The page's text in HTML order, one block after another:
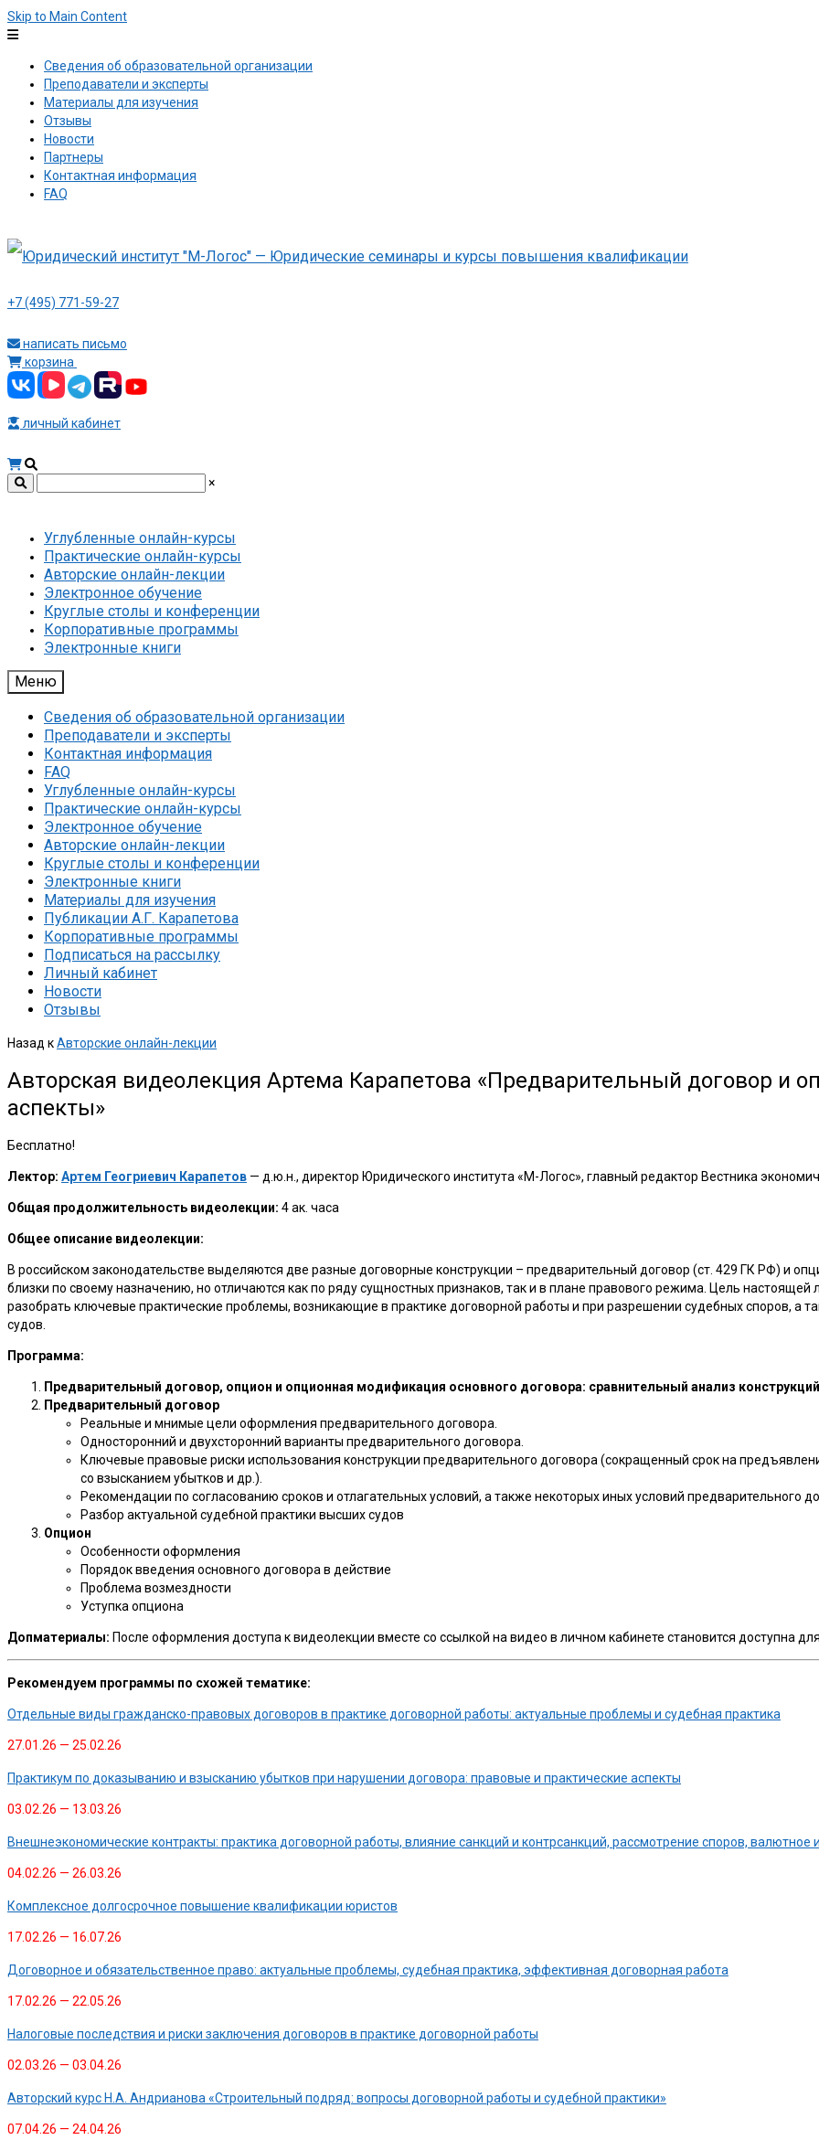
Skip to Main Content
Сведения об образовательной организации
Преподаватели и эксперты
Материалы для изучения
Отзывы
Новости
Партнеры
Контактная информация
FAQ
+7 (495) 771-59-27
написать письмо
корзина
личный кабинет
×
Углубленные онлайн-курсы
Практические онлайн-курсы
Авторские онлайн-лекции
Электронное обучение
Круглые столы и конференции
Корпоративные программы
Электронные книги
Меню
Сведения об образовательной организации
Преподаватели и эксперты
Контактная информация
FAQ
Углубленные онлайн-курсы
Практические онлайн-курсы
Электронное обучение
Авторские онлайн-лекции
Круглые столы и конференции
Электронные книги
Материалы для изучения
Публикации А.Г. Карапетова
Корпоративные программы
Подписаться на рассылку
Личный кабинет
Новости
Отзывы
Назад кАвторские онлайн-лекции
Авторская видеолекция Артема Карапетова «Предварительный договор и
аспекты»
Бесплатно!
Лектор: Артем Геогриевич Карапетов — д.ю.н., директор Юридического института «М-Логос», главный редактор Вестника
Общая продолжительность видеолекции: 4 ак. часа
Общее описание видеолекции:
В российском законодательстве выделяются две разные договорные конструкции – предварительный договор (ст. 429 ГК РФ) и
близки по своему назначению, но отличаются как по ряду сущностных признаков, так и в плане правового режима. Цель
разобрать ключевые практические проблемы, возникающие в практике договорной работы и при разрешении судебных споров, а
судов.
Программа:
Предварительный договор, опцион и опционная модификация основного договора: сравнительный анализ
Предварительный договор
Реальные и мнимые цели оформления предварительного договора.
Односторонний и двухсторонний варианты предварительного договора.
Ключевые правовые риски использования конструкции предварительного договора (сокращенный срок на
со взысканием убытков и др.).
Рекомендации по согласованию сроков и отлагательных условий, а также некоторых иных условий предварительного
Разбор актуальной судебной практики высших судов
Опцион
Особенности оформления
Порядок введения основного договора в действие
Проблема возмездности
Уступка опциона
Допматериалы: После оформления доступа к видеолекции вместе со ссылкой на видео в личном кабинете становится доступна
Рекомендуем программы по схожей тематике:
Отдельные виды гражданско-правовых договоров в практике договорной работы: актуальные проблемы и судебная практика
27.01.26 — 25.02.26
Практикум по доказыванию и взысканию убытков при нарушении договора: правовые и практические аспекты
03.02.26 — 13.03.26
Внешнеэкономические контракты: практика договорной работы, влияние санкций и контрсанкций, рассмотрение споров,
04.02.26 — 26.03.26
Комплексное долгосрочное повышение квалификации юристов
17.02.26 — 16.07.26
Договорное и обязательственное право: актуальные проблемы, судебная практика, эффективная договорная работа
17.02.26 — 22.05.26
Налоговые последствия и риски заключения договоров в практике договорной работы
02.03.26 — 03.04.26
Авторский курс Н.А. Андрианова «Строительный подряд: вопросы договорной работы и судебной практики»
07.04.26 — 24.04.26